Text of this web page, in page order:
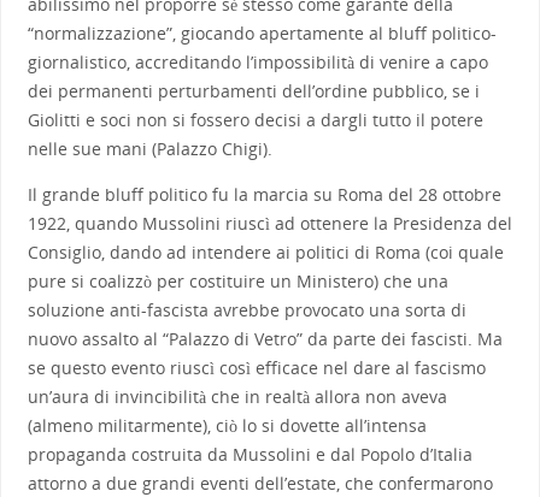
“normalizzazione”, giocando apertamente al bluff politico-
giornalistico, accreditando l’impossibilità di venire a capo
dei permanenti perturbamenti dell’ordine pubblico, se i
Giolitti e soci non si fossero decisi a dargli tutto il potere
nelle sue mani (Palazzo Chigi).
Il grande bluff politico fu la marcia su Roma del 28 ottobre
1922, quando Mussolini riuscì ad ottenere la Presidenza del
Consiglio, dando ad intendere ai politici di Roma (coi quale
pure si coalizzò per costituire un Ministero) che una
soluzione anti-fascista avrebbe provocato una sorta di
nuovo assalto al “Palazzo di Vetro” da parte dei fascisti. Ma
se questo evento riuscì così efficace nel dare al fascismo
un’aura di invincibilità che in realtà allora non aveva
(almeno militarmente), ciò lo si dovette all’intensa
propaganda costruita da Mussolini e dal Popolo d’Italia
attorno a due grandi eventi dell’estate, che confermarono